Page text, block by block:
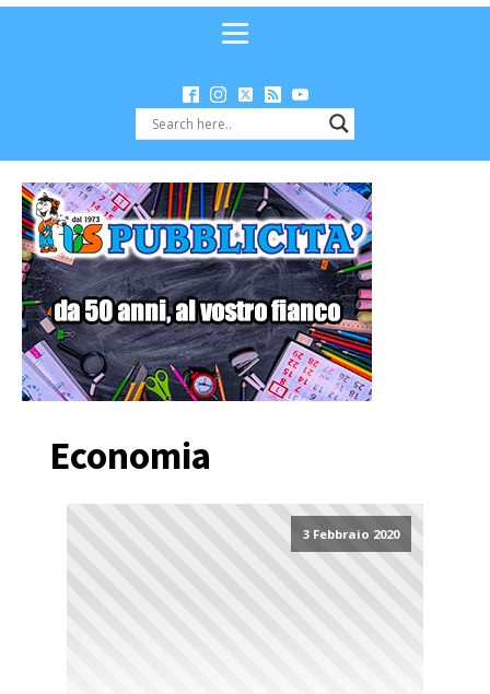
Economia
3 Febbraio 2020